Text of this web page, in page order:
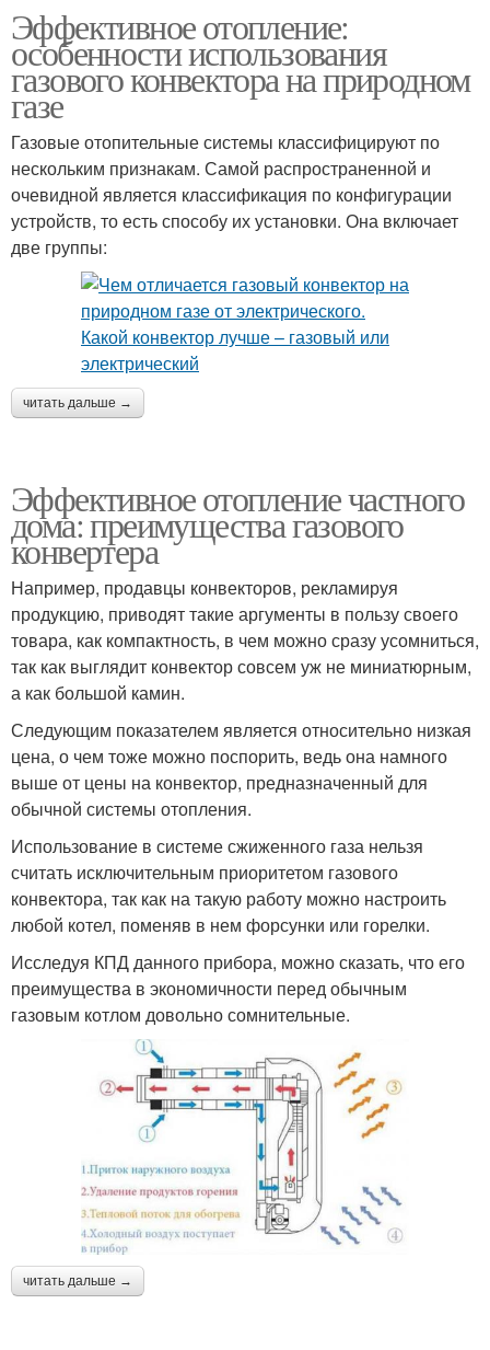
Эффективное отопление:
особенности использования
газового конвектора на природном
газе
Газовые отопительные системы классифицируют по
нескольким признакам. Самой распространенной и
очевидной является классификация по конфигурации
устройств, то есть способу их установки. Она включает
две группы:
читать дальше →
Эффективное отопление частного
дома: преимущества газового
конвертера
Например, продавцы конвекторов, рекламируя
продукцию, приводят такие аргументы в пользу своего
товара, как компактность, в чем можно сразу усомниться,
так как выглядит конвектор совсем уж не миниатюрным,
а как большой камин.
Следующим показателем является относительно низкая
цена, о чем тоже можно поспорить, ведь она намного
выше от цены на конвектор, предназначенный для
обычной системы отопления.
Использование в системе сжиженного газа нельзя
считать исключительным приоритетом газового
конвектора, так как на такую работу можно настроить
любой котел, поменяв в нем форсунки или горелки.
Исследуя КПД данного прибора, можно сказать, что его
преимущества в экономичности перед обычным
газовым котлом довольно сомнительные.
читать дальше →